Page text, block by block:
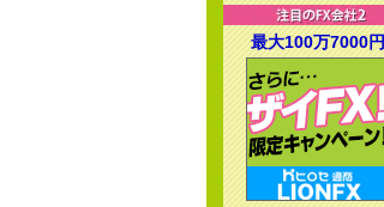
最大100万7000円